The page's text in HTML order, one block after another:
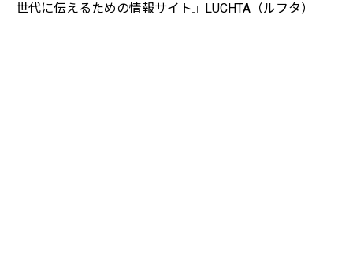
世代に伝えるための情報サイト』LUCHTA（ルフタ）